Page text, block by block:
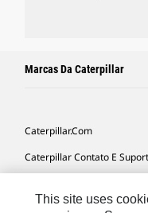
Marcas Da Caterpillar
Caterpillar.com
Caterpillar Contato E
Mapa Do Local
This site uses